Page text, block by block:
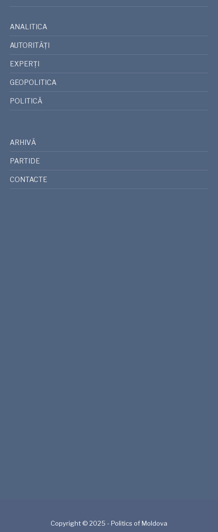
ANALITICA
AUTORITĂȚI
EXPERȚI
GEOPOLITICA
POLITICĂ
ARHIVĂ
PARTIDE
CONTACTE
Copyright © 2025 - Politics of Moldova